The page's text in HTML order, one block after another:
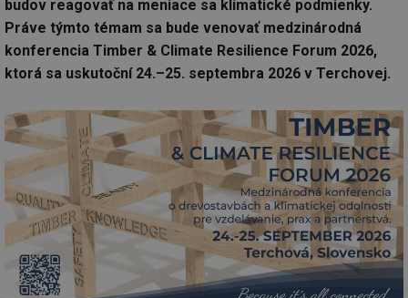
budov reagovať na meniace sa klimatické podmienky.
Práve týmto témam sa bude venovať medzinárodná
konferencia Timber & Climate Resilience Forum 2026,
ktorá sa uskutoční 24.–25. septembra 2026 v Terchovej.